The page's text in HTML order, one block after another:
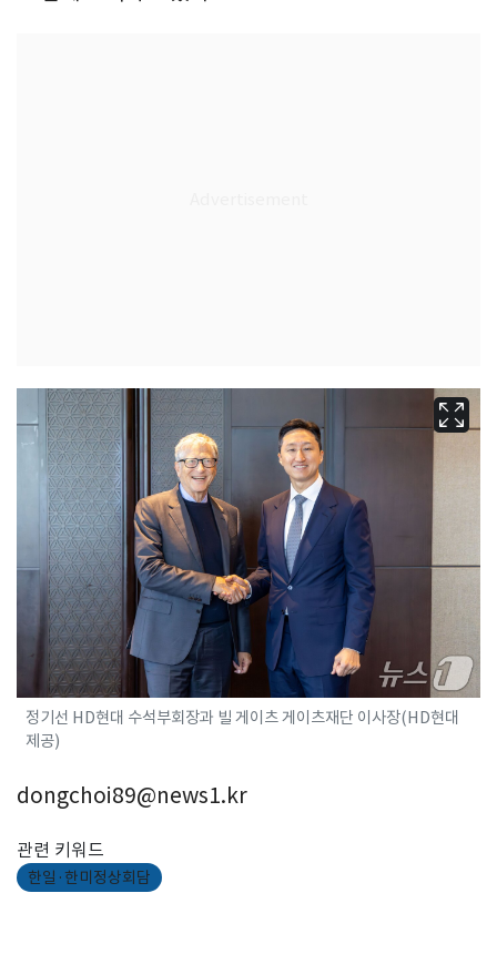
정기선 HD현대 수석부회장과 빌 게이츠 게이츠재단 이사장(HD현대
제공)
dongchoi89@news1.kr
관련 키워드
한일·한미정상회담